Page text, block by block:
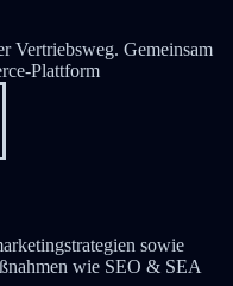
Vertriebsweg. Gemeinsam
Plattform
sowie
wie SEO & SEA